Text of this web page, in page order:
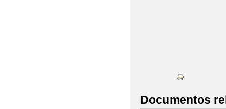
Documentos